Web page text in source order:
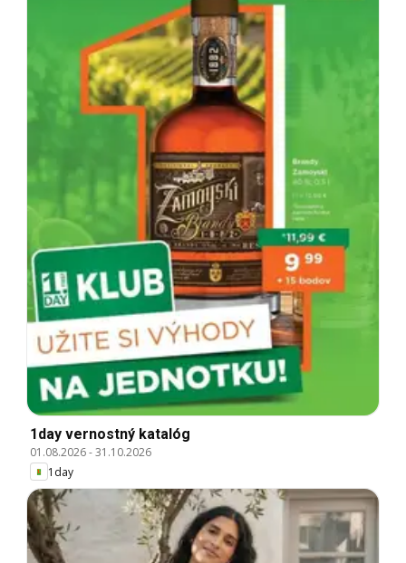
1day vernostný katalóg
01.08.2026-31.10.2026
1day